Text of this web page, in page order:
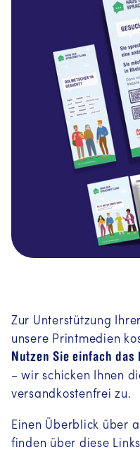
Zur Unterstützung
unsere Printmedien
Nutzen Sie einfach
– wir schicken Ihnen
versandkostenfrei zu.
Einen Überblick über
finden über diese